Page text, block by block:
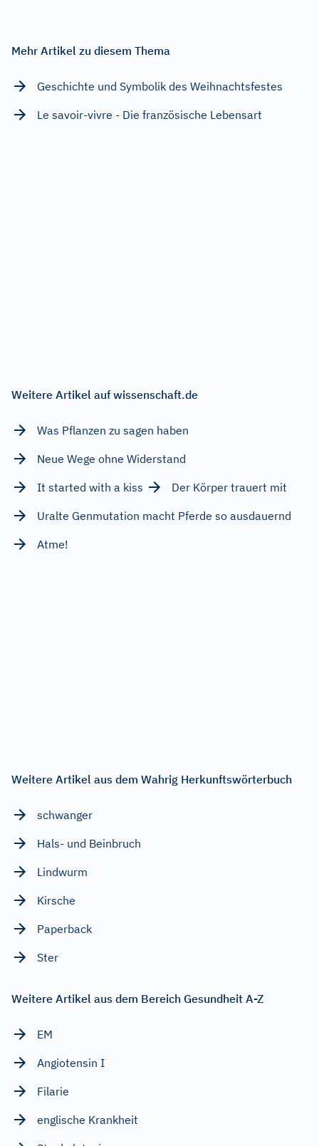
Mehr Artikel zu diesem Thema
Geschichte und Symbolik des Weihnachtsfestes
Le savoir-vivre - Die französische Lebensart
Weitere Artikel auf wissenschaft.de
Was Pflanzen zu sagen haben
Neue Wege ohne Widerstand
It started with a kiss
Der Körper trauert mit
Uralte Genmutation macht Pferde so ausdauernd
Atme!
Weitere Artikel aus dem Wahrig Herkunftswörterbuch
schwanger
Hals- und Beinbruch
Lindwurm
Kirsche
Paperback
Ster
Weitere Artikel aus dem Bereich Gesundheit A-Z
EM
Angiotensin I
Filarie
englische Krankheit